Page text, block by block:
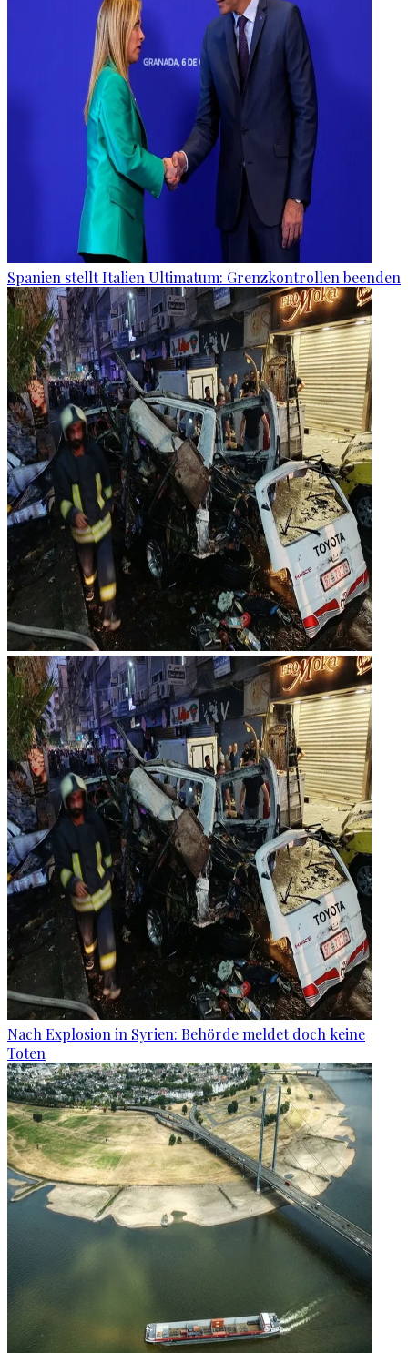
Spanien stellt Italien Ultimatum: Grenzkontrollen beenden
Nach Explosion in Syrien: Behörde meldet doch keine
Toten